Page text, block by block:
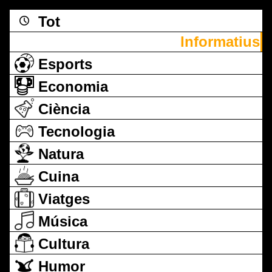
Tot
Informatius
Esports
Economia
Ciència
Tecnologia
Natura
Cuina
Viatges
Música
Cultura
Humor